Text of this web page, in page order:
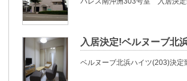
入居決定!ベルヌーブ北
ベルヌーブ北浜ハイツ(203)決定